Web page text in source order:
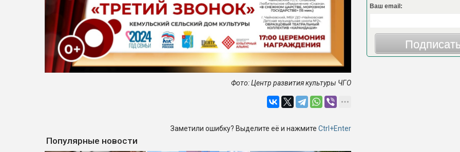
Фото: Центр развития культуры ЧГО
Заметили ошибку? Выделите её и нажмите Ctrl+Enter
Популярные новости
Ваш email: